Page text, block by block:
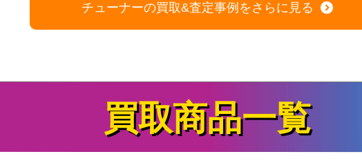
チューナーの買取&査定事例をさらに見る
買取商品一覧